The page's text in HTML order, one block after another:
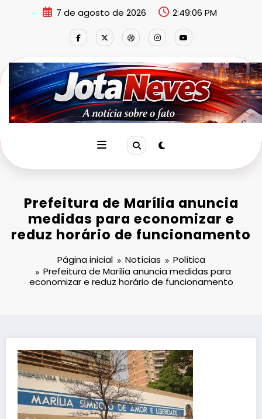
7 de agosto de 2026 2:49:06 PM
Prefeitura de Marília anuncia
medidas para economizar e
reduz horário de funcionamento
Página inicial Notícias
Política
Prefeitura de Marília anuncia medidas para
economizar e reduz horário de funcionamento